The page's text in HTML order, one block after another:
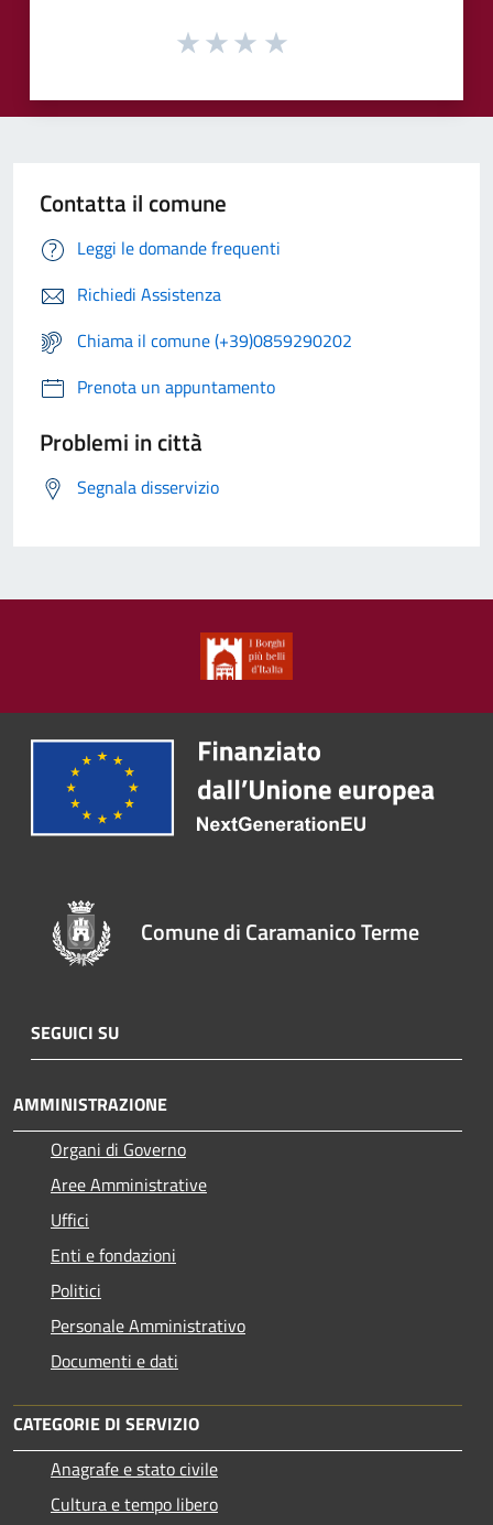
Contatta il comune
Leggi le domande frequenti
Richiedi Assistenza
Chiama il comune (+39)0859290202
Prenota un appuntamento
Problemi in città
Segnala disservizio
Comune di Caramanico Terme
SEGUICI SU
AMMINISTRAZIONE
Organi di Governo
Aree Amministrative
Uffici
Enti e fondazioni
Politici
Personale Amministrativo
Documenti e dati
CATEGORIE DI SERVIZIO
Anagrafe e stato civile
Cultura e tempo libero